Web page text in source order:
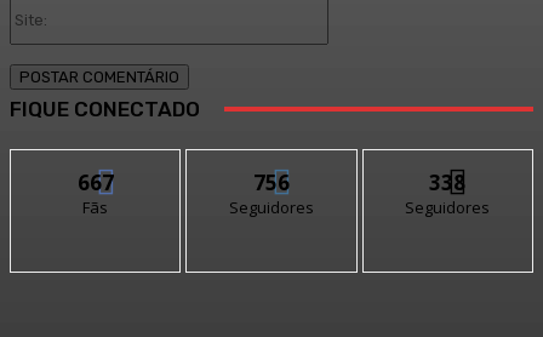
FIQUE CONECTADO
667
Fãs
756
Seguidores
338
Seguidores